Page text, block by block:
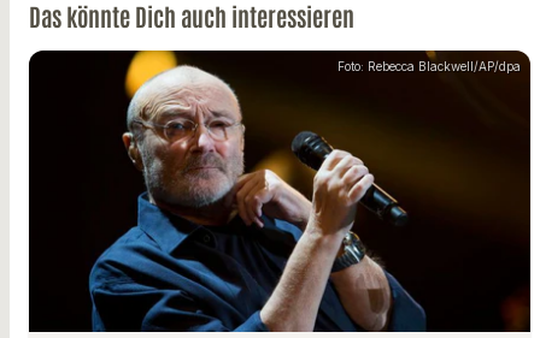
Das könnte Dich auch interessieren
Foto: Rebecca Blackwell/AP/dpa